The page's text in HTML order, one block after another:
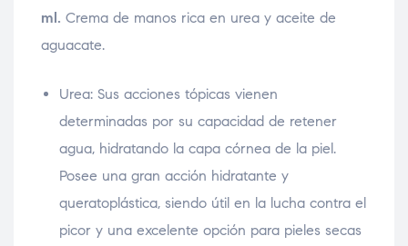
ml. Crema de manos rica en urea y aceite de
aguacate.
Urea: Sus acciones tópicas vienen
determinadas por su capacidad de retener
agua, hidratando la capa córnea de la piel.
Posee una gran acción hidratante y
queratoplástica, siendo útil en la lucha contra el
picor y una excelente opción para pieles secas